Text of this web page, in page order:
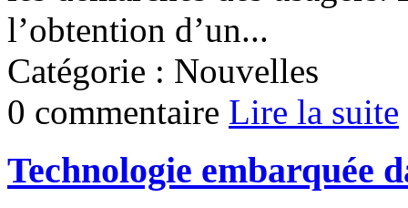
l’obtention d’un...
Catégorie : Nouvelles
0 commentaire Lire la suite
Technologie embarquée